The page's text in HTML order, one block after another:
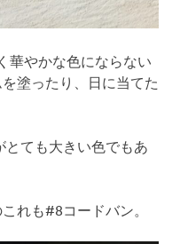
華やかな色にならない
塗ったり、日に当てた
ても大きい色でもあ
れも#8コードバン。